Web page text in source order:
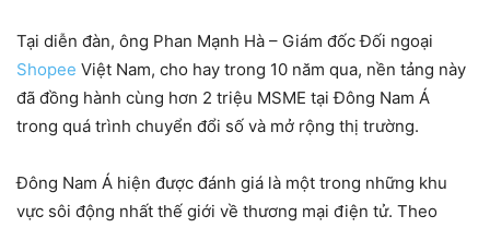
Tại diễn đàn, ông Phan Mạnh Hà – Giám đốc Đối ngoại
Shopee Việt Nam, cho hay trong 10 năm qua, nền tảng này
đã đồng hành cùng hơn 2 triệu MSME tại Đông Nam Á
trong quá trình chuyển đổi số và mở rộng thị trường.
Đông Nam Á hiện được đánh giá là một trong những khu
vực sôi động nhất thế giới về thương mại điện tử. Theo